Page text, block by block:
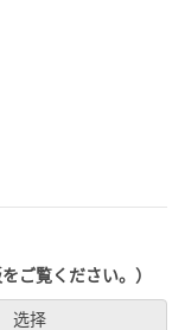
ご覧ください。）
选择